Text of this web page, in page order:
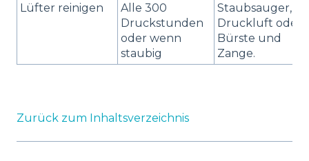
Lüfter reinigen
Alle 300
Druckstunden
oder wenn
staubig
Staubsauger,
Druckluft oder
Bürste und
Zange.
Zurück zum Inhaltsverzeichnis